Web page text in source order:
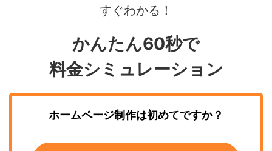
すぐわかる！
かんたん60秒で
料金シミュレーション
ホームページ制作は初めてですか？